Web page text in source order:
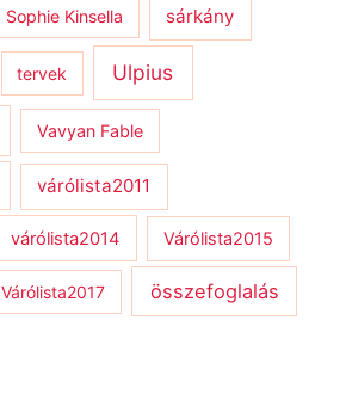
Sophie Kinsella sárkány
tervek Ulpius
Vavyan Fable
várólista2011
várólista2014 Várólista2015
Várólista2017 összefoglalás